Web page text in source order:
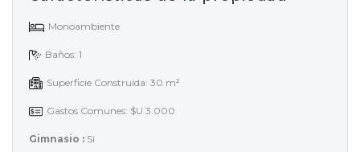
Monoambiente
Baños: 1
Superficie Construida: 30 m²
Gastos Comunes: $U 3.000
Gimnasio : Si